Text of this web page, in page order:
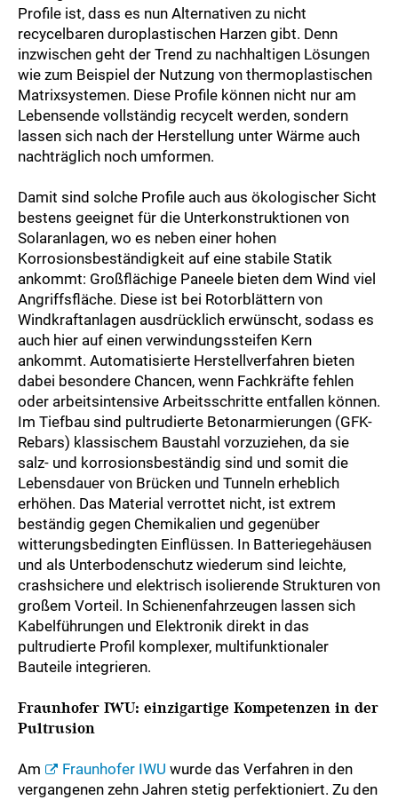
Profile ist, dass es nun Alternativen zu nicht
recycelbaren duroplastischen Harzen gibt. Denn
inzwischen geht der Trend zu nachhaltigen Lösungen
wie zum Beispiel der Nutzung von thermoplastischen
Matrixsystemen. Diese Profile können nicht nur am
Lebensende vollständig recycelt werden, sondern
lassen sich nach der Herstellung unter Wärme auch
nachträglich noch umformen.
Damit sind solche Profile auch aus ökologischer Sicht
bestens geeignet für die Unterkonstruktionen von
Solaranlagen, wo es neben einer hohen
Korrosionsbeständigkeit auf eine stabile Statik
ankommt: Großflächige Paneele bieten dem Wind viel
Angriffsfläche. Diese ist bei Rotorblättern von
Windkraftanlagen ausdrücklich erwünscht, sodass es
auch hier auf einen verwindungssteifen Kern
ankommt. Automatisierte Herstellverfahren bieten
dabei besondere Chancen, wenn Fachkräfte fehlen
oder arbeitsintensive Arbeitsschritte entfallen können.
Im Tiefbau sind pultrudierte Betonarmierungen (GFK-
Rebars) klassischem Baustahl vorzuziehen, da sie
salz- und korrosionsbeständig sind und somit die
Lebensdauer von Brücken und Tunneln erheblich
erhöhen. Das Material verrottet nicht, ist extrem
beständig gegen Chemikalien und gegenüber
witterungsbedingten Einflüssen. In Batteriegehäusen
und als Unterbodenschutz wiederum sind leichte,
crashsichere und elektrisch isolierende Strukturen von
großem Vorteil. In Schienenfahrzeugen lassen sich
Kabelführungen und Elektronik direkt in das
pultrudierte Profil komplexer, multifunktionaler
Bauteile integrieren.
Fraunhofer IWU: einzigartige Kompetenzen in der
Pultrusion
Am Fraunhofer IWU wurde das Verfahren in den
vergangenen zehn Jahren stetig perfektioniert. Zu den